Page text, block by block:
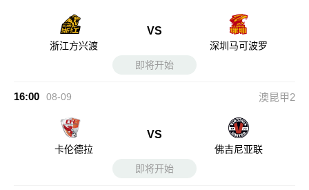
浙江方兴渡
VS
深圳马可波罗
即将开始
16:00 08-09 澳昆甲2
卡伦德拉
VS
佛吉尼亚联
即将开始